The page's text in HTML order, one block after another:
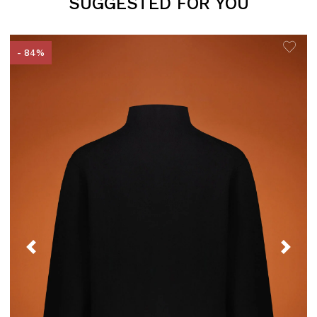
- 84%